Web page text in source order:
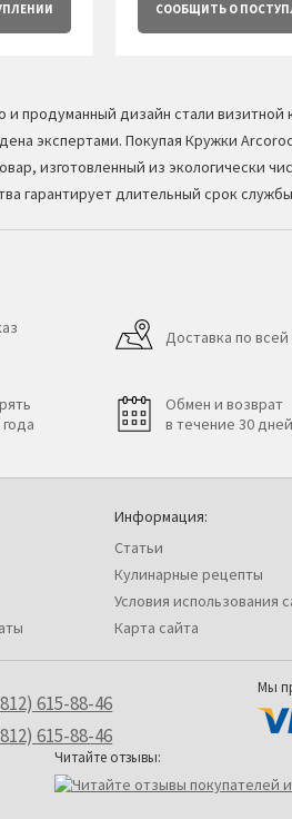
СООБЩИТЬО
и продуманный дизайн стали визитной
экспертами. Покупая Кружки
изготовленный из экологически
гарантирует длительный срок
Доставка по
Обмен и возврат
в течение 30 дней
Информация:
Статьи
Кулинарные рецепты
Условия использования
Карта сайта
615-88-46
615-88-46
Мы
Читайте отзывы: